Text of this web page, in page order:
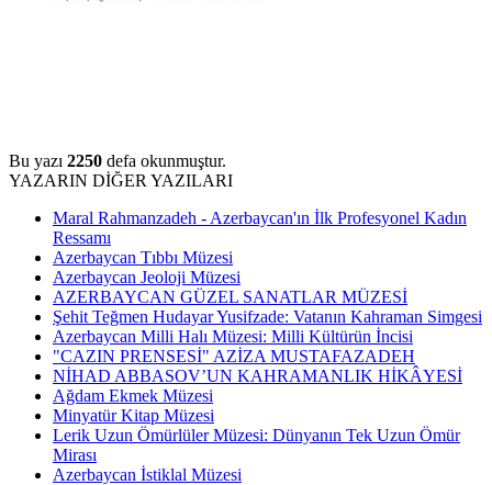
Bu yazı 2250 defa okunmuştur.
YAZARIN DİĞER YAZILARI
Maral Rahmanzadeh - Azerbaycan'ın İlk Profesyonel Kadın
Ressamı
Azerbaycan Tıbbı Müzesi
Azerbaycan Jeoloji Müzesi
AZERBAYCAN GÜZEL SANATLAR MÜZESİ
Şehit Teğmen Hudayar Yusifzade: Vatanın Kahraman Simgesi
Azerbaycan Milli Halı Müzesi: Milli Kültürün İncisi
"CAZIN PRENSESİ" AZİZA MUSTAFAZADEH
NİHAD ABBASOV’UN KAHRAMANLIK HİKÂYESİ
Ağdam Ekmek Müzesi
Minyatür Kitap Müzesi
Lerik Uzun Ömürlüler Müzesi: Dünyanın Tek Uzun Ömür
Mirası
Azerbaycan İstiklal Müzesi